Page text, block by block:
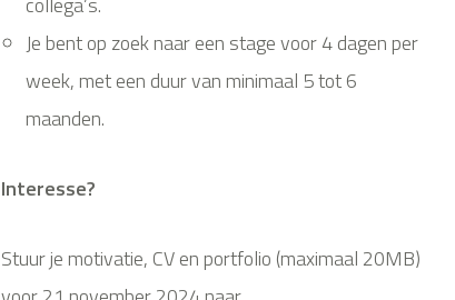
Je bent op zoek naar een stage voor 4 dagen per
week, met een duur van minimaal 5 tot 6
maanden.
Interesse?
Stuur je motivatie, CV en portfolio (maximaal 20MB)